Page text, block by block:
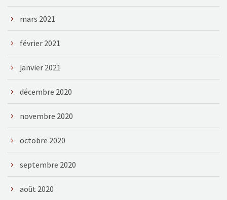
mars 2021
février 2021
janvier 2021
décembre 2020
novembre 2020
octobre 2020
septembre 2020
août 2020